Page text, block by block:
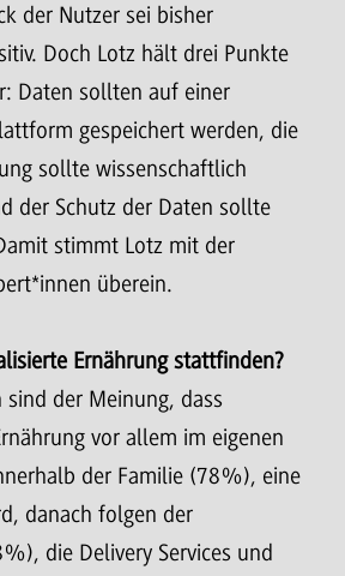
der Nutzer sei bisher
Doch Lotz hält drei Punkte
Daten sollten auf einer
gespeichert werden, die
sollte wissenschaftlich
der Schutz der Daten sollte
stimmt Lotz mit der
überein.
Ernährung stattfinden?
sind der Meinung, dass
vor allem im eigenen
der Familie (78%), eine
danach folgen der
die Delivery Services und